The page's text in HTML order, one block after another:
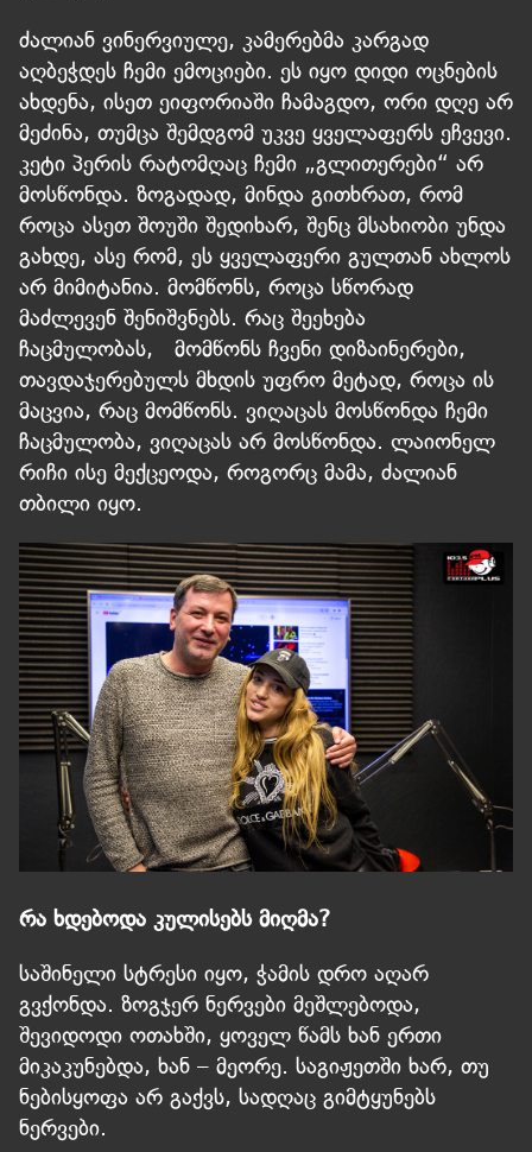
ძალიან ვინერვიულე, კამერებმა კარგად
აღბეჭდეს ჩემი ემოციები. ეს იყო დიდი ოცნების
ახდენა, ისეთ ეიფორიაში ჩამაგდო, ორი დღე არ
მეძინა, თუმცა შემდგომ უკვე ყველაფერს ეჩვევი.
კეტი პერის რატომღაც ჩემი „გლითერები“ არ
მოსწონდა. ზოგადად, მინდა გითხრათ, რომ
როცა ასეთ შოუში შედიხარ, შენც მსახიობი უნდა
გახდე, ასე რომ, ეს ყველაფერი გულთან ახლოს
არ მიმიტანია. მომწონს, როცა სწორად
მაძლევენ შენიშვნებს. რაც შეეხება
ჩაცმულობას, მომწონს ჩვენი დიზაინერები,
თავდაჯერებულს მხდის უფრო მეტად, როცა ის
მაცვია, რაც მომწონს. ვიღაცას მოსწონდა ჩემი
ჩაცმულობა, ვიღაცას არ მოსწონდა. ლაიონელ
რიჩი ისე მექცეოდა, როგორც მამა, ძალიან
თბილი იყო.
რა ხდებოდა კულისებს მიღმა?
საშინელი სტრესი იყო, ჭამის დრო აღარ
გვქონდა. ზოგჯერ ნერვები მეშლებოდა,
შევიდოდი ოთახში, ყოველ წამს ხან ერთი
მიკაკუნებდა, ხან – მეორე. საგიჟეთში ხარ, თუ
ნებისყოფა არ გაქვს, სადღაც გიმტყუნებს
ნერვები.